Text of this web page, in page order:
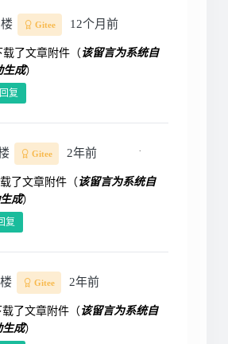
Gitee 12个月前
载了文章附件（该留言为系统自
生成）
回复
Gitee 2年前
了文章附件（该留言为系统自
成）
复
Gitee 2年前
载了文章附件（该留言为系统自
生成）